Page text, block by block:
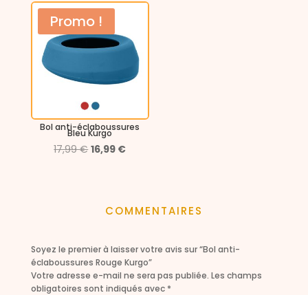
Promo !
Bol anti-éclaboussures
Bleu Kurgo
17,99€Le
16,99 €Le
COMMENTAIRES
Soyez le premier à laisser votre avis sur “Bol anti-
éclaboussures Rouge Kurgo”
Votre adresse e-mail ne sera pas publiée. Les champs
obligatoires sont indiqués avec *